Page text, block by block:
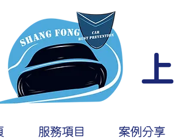
彰化
服務項目 案例分享